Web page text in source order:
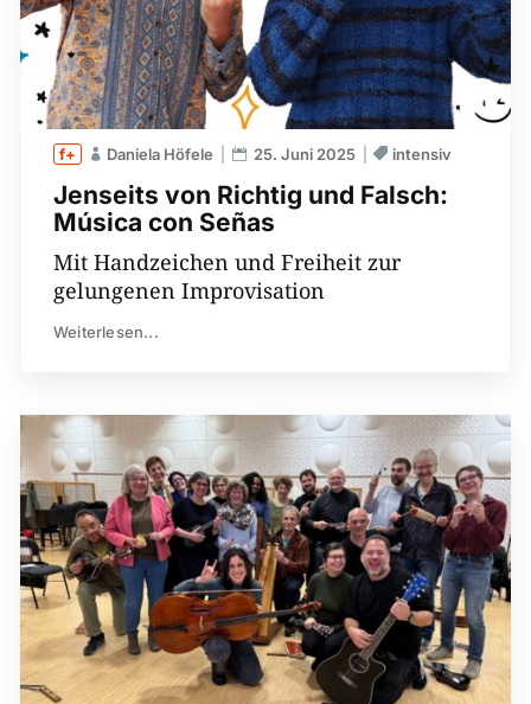
Jenseits von Richtig und Falsch:
Música con Señas
Daniela Höfele 25. Juni 2025 intensiv
Mit Handzeichen und Freiheit zur
gelungenen Improvisation
Weiterlesen...